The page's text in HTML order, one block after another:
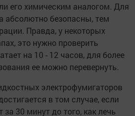
его химическим аналогом. Для
абсолютно безопасны, тем
Правда, у некоторых
это нужно проверить
на 10 - 12 часов, для более
ее можно перевернуть.
электрофумигаторов
в том случае, если
30 минут до того, как лечь